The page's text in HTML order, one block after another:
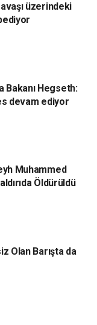
üzerindeki
Bakanı Hegseth:
devam ediyor
Muhammed
Öldürüldü
Olan Barışta da